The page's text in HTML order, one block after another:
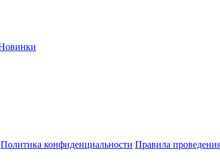
Политика конфиденциальности Правила